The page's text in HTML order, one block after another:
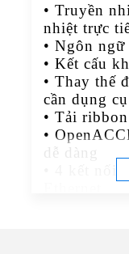
• Truyền
nhiệt trực
• Ngôn
• Kết cấu
• Thay thế
cần dụng cụ
• Tải
•
dễ dàng
• 4 kết nối